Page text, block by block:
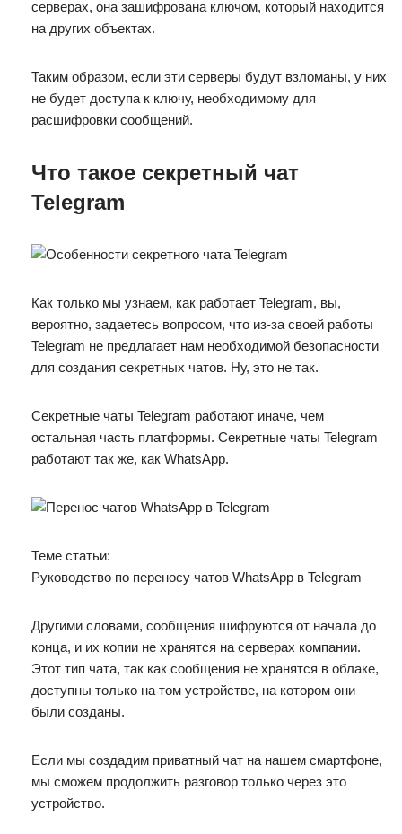
серверах, она зашифрована ключом, который находится
на других объектах.
Таким образом, если эти серверы будут взломаны, у них
не будет доступа к ключу, необходимому для
расшифровки сообщений.
Что такое секретный чат
Telegram
Как только мы узнаем, как работает Telegram, вы,
вероятно, задаетесь вопросом, что из-за своей работы
Telegram не предлагает нам необходимой безопасности
для создания секретных чатов. Ну, это не так.
Секретные чаты Telegram работают иначе, чем
остальная часть платформы. Секретные чаты Telegram
работают так же, как WhatsApp.
Теме статьи:
Руководство по переносу чатов WhatsApp в Telegram
Другими словами, сообщения шифруются от начала до
конца, и их копии не хранятся на серверах компании.
Этот тип чата, так как сообщения не хранятся в облаке,
доступны только на том устройстве, на котором они
были созданы.
Если мы создадим приватный чат на нашем смартфоне,
мы сможем продолжить разговор только через это
устройство.